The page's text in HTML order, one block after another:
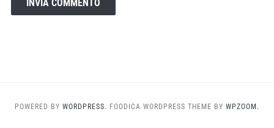
POWERED BY WORDPRESS. FOODICA WORDPRESS THEME BY WPZOOM.